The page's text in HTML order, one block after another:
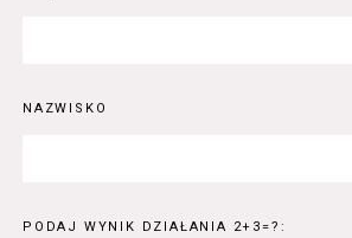
NAZWISKO
PODAJ WYNIK DZIAŁANIA 2+3=?: